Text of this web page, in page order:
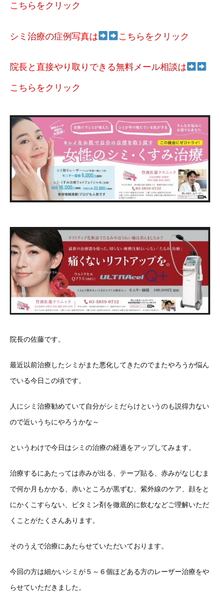
こちらをクリック
シミ治療の症例写真は こちらをクリック
院長と直接やり取りできる無料メール相談は
こちらをクリック
院長の佐藤です。
最近以前治療したシミがまた悪化してきたのでまたやろうか悩ん
でいる今日この頃です。
人にシミ治療勧めていて自分がシミだらけというのも説得力ない
ので近いうちにやろうかな～
というわけで今日はシミの治療の経過をアップしてみます。
治療するにあたっては赤みが出る、テープ貼る、赤みがなじむま
で何か月もかかる、赤いところが黒ずむ、紫外線のケア、顔をと
にかくこすらない、ビタミン剤を徹底的に飲むなどご理解いただ
くことがたくさんあります。
そのうえで治療にあたらせていただいております。
今回の方は細かいシミが５～６個ほどある方のレーザー治療をや
らせていただきました。